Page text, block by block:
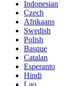
Indonesian
Czech
Afrikaans
Swedish
Polish
Basque
Catalan
Esperanto
Hindi